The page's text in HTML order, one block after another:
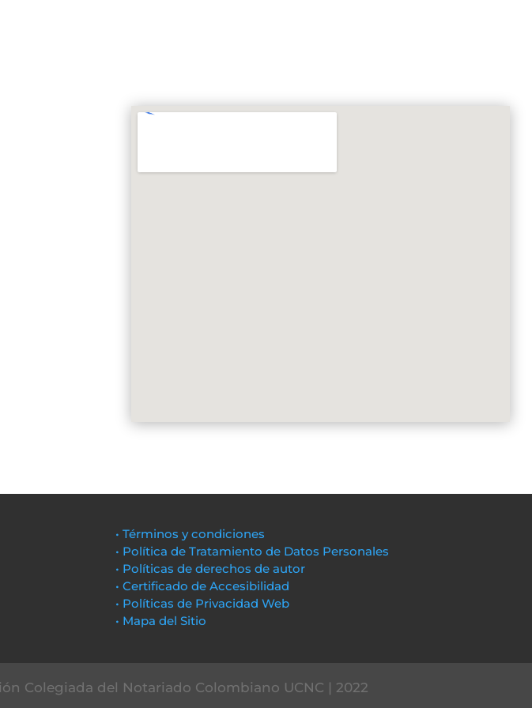
• Términos y condiciones
• Política de Tratamiento de Datos Personales
• Políticas de derechos de autor
• Certificado de Accesibilidad
• Políticas de Privacidad Web
• Mapa del Sitio
Colegiada del Notariado Colombiano UCNC | 2022